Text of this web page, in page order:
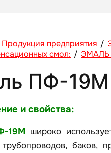
Продукция предприятия /
смол: / ЭМАЛЬ
ПФ-19М
и свойства:
19М широко
трубопроводов, баков,